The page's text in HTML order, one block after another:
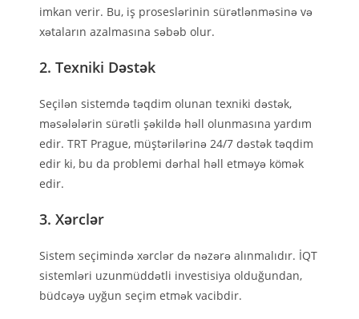
imkan verir. Bu, iş proseslərinin sürətlənməsinə və
xətaların azalmasına səbəb olur.
2. Texniki Dəstək
Seçilən sistemdə təqdim olunan texniki dəstək,
məsələlərin sürətli şəkildə həll olunmasına yardım
edir. TRT Prague, müştərilərinə 24/7 dəstək təqdim
edir ki, bu da problemi dərhal həll etməyə kömək
edir.
3. Xərclər
Sistem seçimində xərclər də nəzərə alınmalıdır. İQT
sistemləri uzunmüddətli investisiya olduğundan,
büdcəyə uyğun seçim etmək vacibdir.